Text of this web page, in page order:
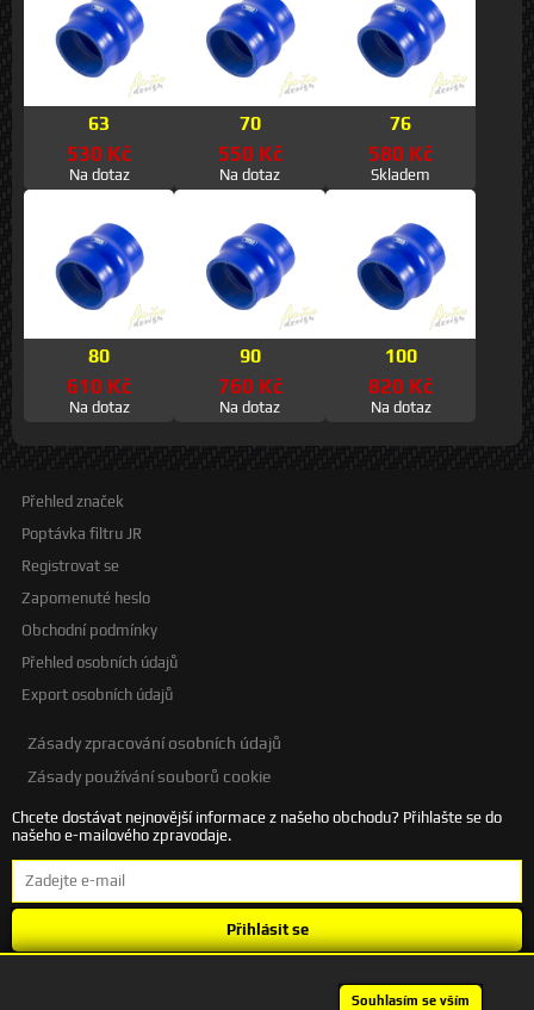
63
530 Kč
Na dotaz
70
550 Kč
Na dotaz
76
580 Kč
Skladem
80
610 Kč
Na dotaz
90
760 Kč
Na dotaz
100
820 Kč
Na dotaz
Přehled značek
Poptávka filtru JR
Registrovat se
Zapomenuté heslo
Obchodní podmínky
Přehled osobních údajů
Export osobních údajů
Zásady zpracování osobních údajů
Zásady používání souborů cookie
Chcete dostávat nejnovější informace z našeho obchodu? Přihlašte se do
našeho e-mailového zpravodaje.
Přihlásit se
Souhlasím se vším